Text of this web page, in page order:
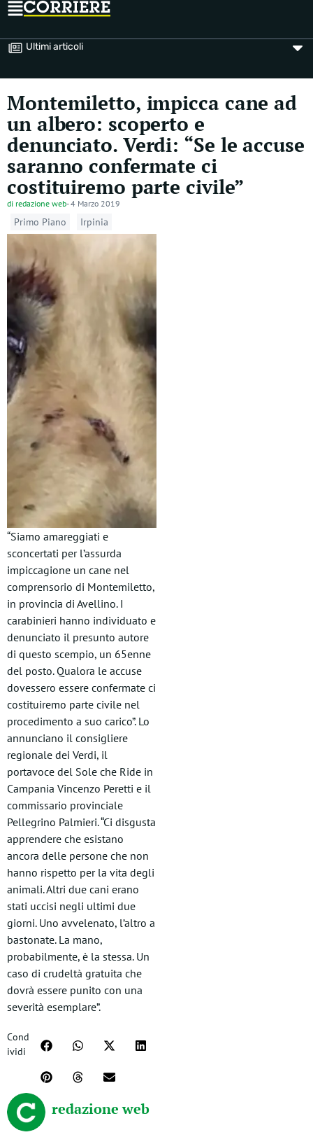
Ultimi articoli
Montemiletto, impicca cane ad
un albero: scoperto e
denunciato. Verdi: “Se le accuse
saranno confermate ci
costituiremo parte civile”
di redazione web-4 Marzo 2019
Primo Piano Irpinia
“Siamo amareggiati e
sconcertati per l’assurda
impiccagione un cane nel
comprensorio di Montemiletto,
in provincia di Avellino. I
carabinieri hanno individuato e
denunciato il presunto autore
di questo scempio, un 65enne
del posto. Qualora le accuse
dovessero essere confermate ci
costituiremo parte civile nel
procedimento a suo carico”. Lo
annunciano il consigliere
regionale dei Verdi, il
portavoce del Sole che Ride in
Campania Vincenzo Peretti e il
commissario provinciale
Pellegrino Palmieri. “Ci disgusta
apprendere che esistano
ancora delle persone che non
hanno rispetto per la vita degli
animali. Altri due cani erano
stati uccisi negli ultimi due
giorni. Uno avvelenato, l’altro a
bastonate. La mano,
probabilmente, è la stessa. Un
caso di crudeltà gratuita che
dovrà essere punito con una
severità esemplare”.
Cond
ividi
redazione web